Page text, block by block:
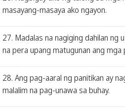
masayang-masaya ako ngayon.
27. Madalas na nagiging dahilan ng
na pera upang matugunan ang mga
28. Ang pag-aaral ng panitikan ay
malalim na pag-unawa sa buhay.